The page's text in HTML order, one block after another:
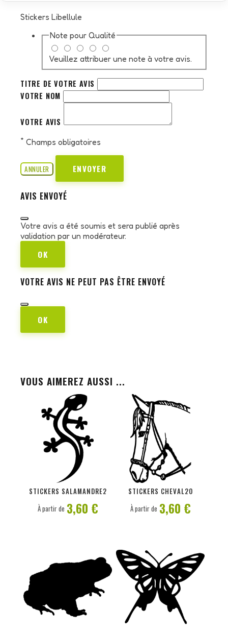
Stickers Libellule
Note pour Qualité
Veuillez attribuer une note à votre avis.
TITRE DE VOTRE AVIS
VOTRE NOM
VOTRE AVIS
* Champs obligatoires
ANNULER ENVOYER
AVIS ENVOYÉ
Votre avis a été soumis et sera publié après
validation par un modérateur.
OK
VOTRE AVIS NE PEUT PAS ÊTRE ENVOYÉ
OK
VOUS AIMEREZ AUSSI ...
STICKERS SALAMANDRE2
PERSONNALISER
À partir de 3,60 €
STICKERS CHEVAL20
PERSONNALISER
À partir de 3,60 €